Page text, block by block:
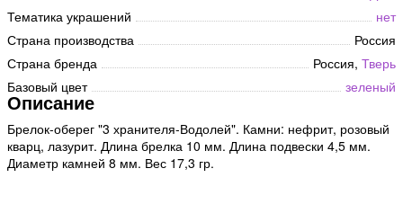
Тематика украшений
нет
Страна производства
Россия
Страна бренда
Россия, Тверь
Базовый цвет
зеленый
Описание
Брелок-оберег "3 хранителя-Водолей". Камни: нефрит, розовый
кварц, лазурит. Длина брелка 10 мм. Длина подвески 4,5 мм.
Диаметр камней 8 мм. Вес 17,3 гр.